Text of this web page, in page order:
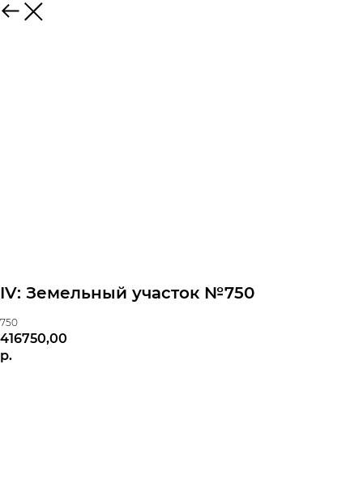
IV: Земельный участок №750
750
416750,00
р.